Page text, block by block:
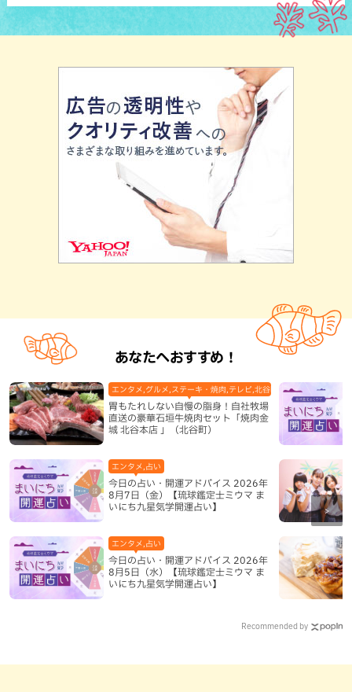
あなたへおすすめ！
胃もたれしない自慢の脂身！自社牧場
直送の豪華石垣牛焼肉セット「焼肉金
城 北谷本店 」（北谷町）
エンタメ,グルメ,ステーキ・焼肉,テレビ,北谷町,地域,本島中部
今日の占い・開運アドバイス 2026年
8月7日（金）【琉球鑑定士ミウマ ま
いにち九星気学開運占い】
エンタメ,占い
今日の占い・開運アドバイス 2026年
8月5日（水）【琉球鑑定士ミウマ ま
いにち九星気学開運占い】
エンタメ,占い
Recommended by